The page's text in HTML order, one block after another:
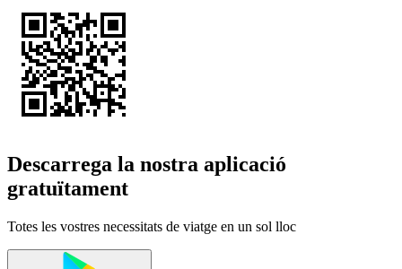
Descarrega la nostra aplicació
gratuïtament
Totes les vostres necessitats de viatge en un sol lloc